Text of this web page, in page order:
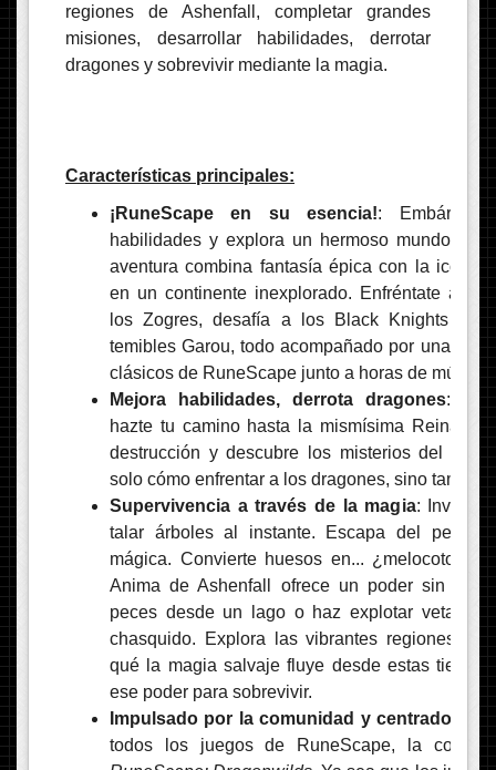
regiones de Ashenfall, completar grandes
misiones, desarrollar habilidades, derrotar
dragones y sobrevivir mediante la magia.
Características principales:
¡RuneScape en su esencia!:
habilidades y explora un hermoso mundo
aventura combina fantasía épica con la
en un continente inexplorado. Enfréntate a
los Zogres, desafía a los Black Knights y
temibles Garou, todo acompañado por una
clásicos de RuneScape junto a horas de música
Mejora habilidades, derrota dragones:
hazte tu camino hasta la mismísima Reina
destrucción y descubre los misterios del
solo cómo enfrentar a los dragones, sino
Supervivencia a través de la magia: Invoca
talar árboles al instante. Escapa del
mágica. Convierte huesos en...
Anima de Ashenfall ofrece un poder sin
peces desde un lago o haz explotar vetas
chasquido. Explora las vibrantes regiones de
qué la magia salvaje fluye desde estas tierras
ese poder para sobrevivir.
Impulsado por la comunidad y centrado en
todos los juegos de RuneScape, la